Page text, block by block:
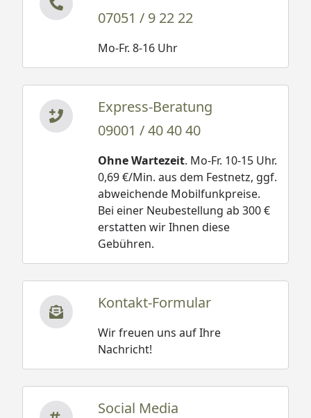
07051 / 9 22 22
Mo-Fr. 8-16 Uhr
Express-Beratung
09001 / 40 40 40
Ohne Wartezeit. Mo-Fr. 10-15 Uhr.
0,69 €/Min. aus dem Festnetz, ggf.
abweichende Mobilfunkpreise.
Bei einer Neubestellung ab 300 €
erstatten wir Ihnen diese
Gebühren.
Kontakt-Formular
Wir freuen uns auf Ihre
Nachricht!
Social Media